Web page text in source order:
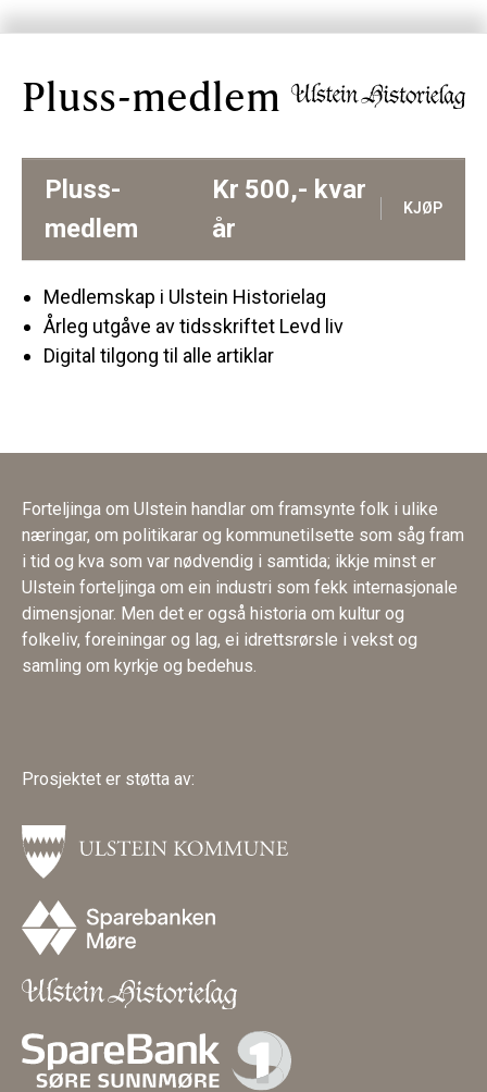
Pluss-medlem
Pluss-
medlem
Kr 500,- kvar
år
KJØP
Medlemskap i Ulstein Historielag
Årleg utgåve av tidsskriftet Levd liv
Digital tilgong til alle artiklar
Forteljinga om Ulstein handlar om framsynte folk i ulike
næringar, om politikarar og kommunetilsette som såg fram
i tid og kva som var nødvendig i samtida; ikkje minst er
Ulstein forteljinga om ein industri som fekk internasjonale
dimensjonar. Men det er også historia om kultur og
folkeliv, foreiningar og lag, ei idrettsrørsle i vekst og
samling om kyrkje og bedehus.
Prosjektet er støtta av: